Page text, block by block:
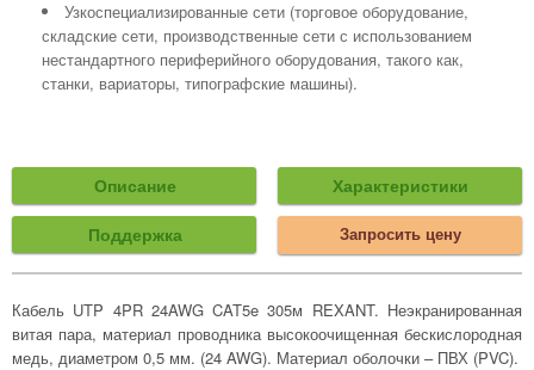
Узкоспециализированные сети (торговое оборудование,
складские сети, производственные сети с использованием
нестандартного периферийного оборудования, такого как,
станки, вариаторы, типографские машины).
Описание Характеристики
Поддержка Запросить цену
Кабель UTP 4PR 24AWG CAT5e 305м REXANT. Неэкранированная
витая пара, материал проводника высокоочищенная бескислородная
медь, диаметром 0,5 мм. (24 AWG). Материал оболочки – ПВХ (PVC).